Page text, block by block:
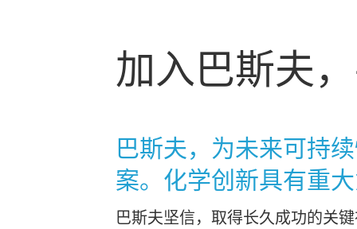
加入巴斯夫
巴斯夫，为未来可持
案。化学创新具有重
巴斯夫坚信，取得长久成功的关